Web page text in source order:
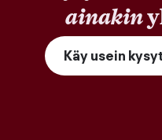
ainakin
Käy usein